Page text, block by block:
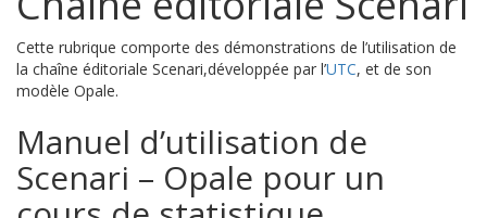
Cette rubrique comporte des démonstrations de l’utilisation de
la chaîne éditoriale Scenari,développée par l’UTC, et de son
modèle Opale.
Manuel d’utilisation de
Scenari – Opale pour un